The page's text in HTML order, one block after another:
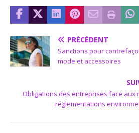
PRÉCÉDENT
Sanctions pour
mode et accessoires
Obligations des entreprises face aux
réglementations